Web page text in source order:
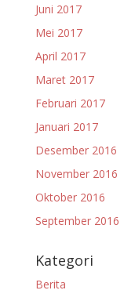
Juni 2017
Mei 2017
April 2017
Maret 2017
Februari 2017
Januari 2017
Desember 2016
November 2016
Oktober 2016
September 2016
Kategori
Berita